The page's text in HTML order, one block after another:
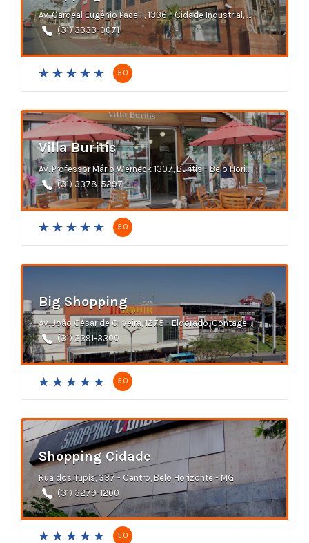
Av. Cardeal Eugênio Pacelli, 1336 - Cidade Industrial, Contagem
(31) 3333-0071
5.0
Villa Buritis
Av. Professor Mário Werneck 1307, Buritis - Belo Horizonte
(31) 3378-5297
5.0
Big Shopping
Av. João César de Oliveira, 1275 - Eldorado, Contagem - MG
(31) 3391-3300
5.0
Shopping Cidade
Rua dos Tupis, 337 - Centro, Belo Horizonte - MG
(31) 3279-1200
5.0